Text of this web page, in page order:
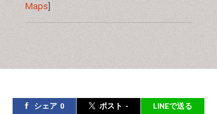
Maps]
シェア 0 ポスト - LINEで送る